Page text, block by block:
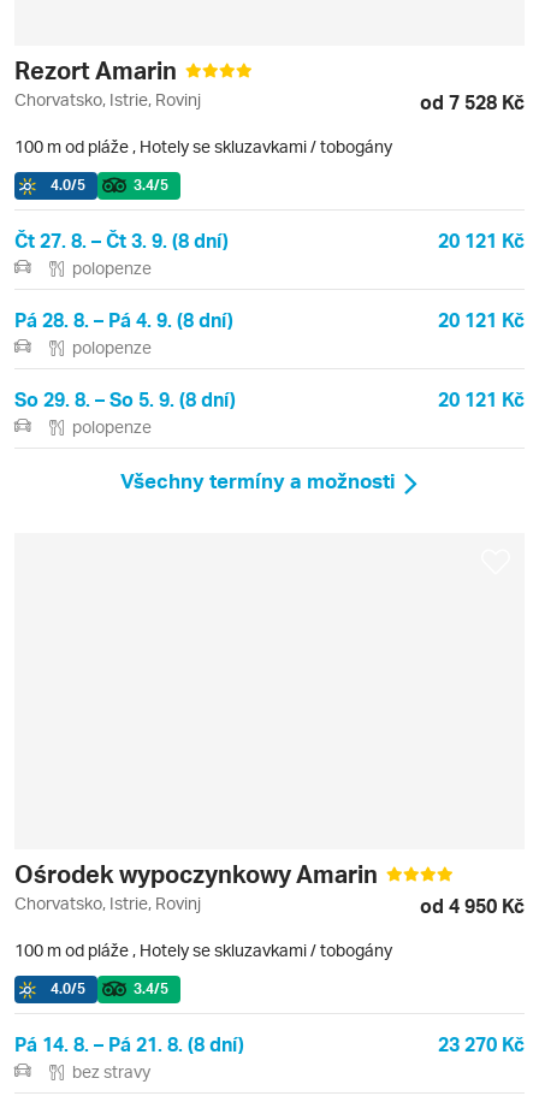
Rezort Amarin
Chorvatsko, Istrie, Rovinj od 7 528 Kč
100 m od pláže , Hotely se skluzavkami / tobogány
4.0/5 3.4/5
Čt 27. 8. – Čt 3. 9. (8 dní) 20 121 Kč
polopenze
Pá 28. 8. – Pá 4. 9. (8 dní) 20 121 Kč
polopenze
So 29. 8. – So 5. 9. (8 dní) 20 121 Kč
polopenze
Všechny termíny a možnosti
Ośrodek wypoczynkowy Amarin
Chorvatsko, Istrie, Rovinj od 4 950 Kč
100 m od pláže , Hotely se skluzavkami / tobogány
4.0/5 3.4/5
Pá 14. 8. – Pá 21. 8. (8 dní) 23 270 Kč
bez stravy